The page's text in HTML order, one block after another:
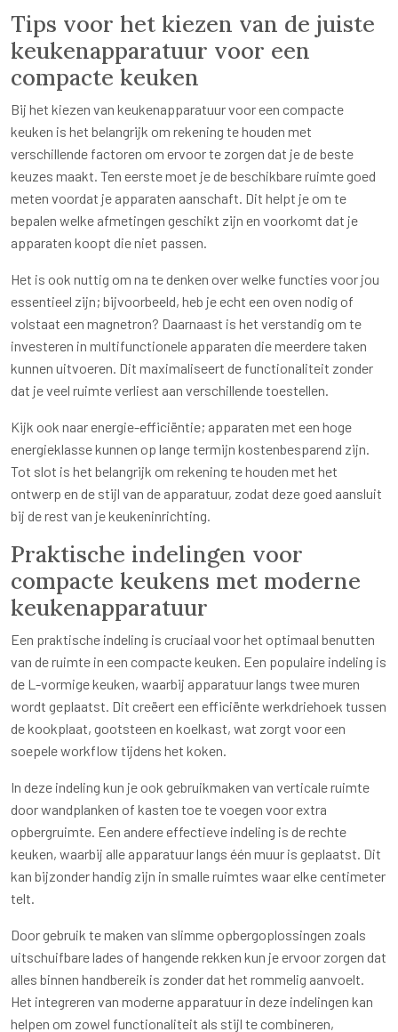
Tips voor het kiezen van de juiste
keukenapparatuur voor een
compacte keuken
Bij het kiezen van keukenapparatuur voor een compacte
keuken is het belangrijk om rekening te houden met
verschillende factoren om ervoor te zorgen dat je de beste
keuzes maakt. Ten eerste moet je de beschikbare ruimte goed
meten voordat je apparaten aanschaft. Dit helpt je om te
bepalen welke afmetingen geschikt zijn en voorkomt dat je
apparaten koopt die niet passen.
Het is ook nuttig om na te denken over welke functies voor jou
essentieel zijn; bijvoorbeeld, heb je echt een oven nodig of
volstaat een magnetron? Daarnaast is het verstandig om te
investeren in multifunctionele apparaten die meerdere taken
kunnen uitvoeren. Dit maximaliseert de functionaliteit zonder
dat je veel ruimte verliest aan verschillende toestellen.
Kijk ook naar energie-efficiëntie; apparaten met een hoge
energieklasse kunnen op lange termijn kostenbesparend zijn.
Tot slot is het belangrijk om rekening te houden met het
ontwerp en de stijl van de apparatuur, zodat deze goed aansluit
bij de rest van je keukeninrichting.
Praktische indelingen voor
compacte keukens met moderne
keukenapparatuur
Een praktische indeling is cruciaal voor het optimaal benutten
van de ruimte in een compacte keuken. Een populaire indeling is
de L-vormige keuken, waarbij apparatuur langs twee muren
wordt geplaatst. Dit creëert een efficiënte werkdriehoek tussen
de kookplaat, gootsteen en koelkast, wat zorgt voor een
soepele workflow tijdens het koken.
In deze indeling kun je ook gebruikmaken van verticale ruimte
door wandplanken of kasten toe te voegen voor extra
opbergruimte. Een andere effectieve indeling is de rechte
keuken, waarbij alle apparatuur langs één muur is geplaatst. Dit
kan bijzonder handig zijn in smalle ruimtes waar elke centimeter
telt.
Door gebruik te maken van slimme opbergoplossingen zoals
uitschuifbare lades of hangende rekken kun je ervoor zorgen dat
alles binnen handbereik is zonder dat het rommelig aanvoelt.
Het integreren van moderne apparatuur in deze indelingen kan
helpen om zowel functionaliteit als stijl te combineren,